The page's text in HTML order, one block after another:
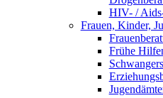
HIV- /
Frauen, Kinder,
Frühe